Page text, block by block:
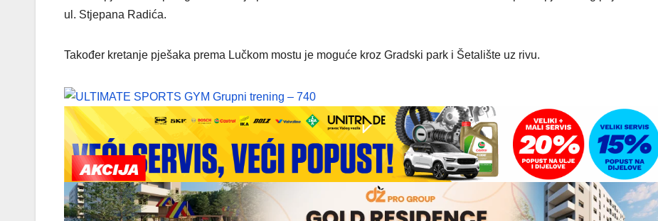
ul. Stjepana Radića.
Također kretanje pješaka prema Lučkom mostu je moguće kroz Gradski park i Šetalište uz rivu.